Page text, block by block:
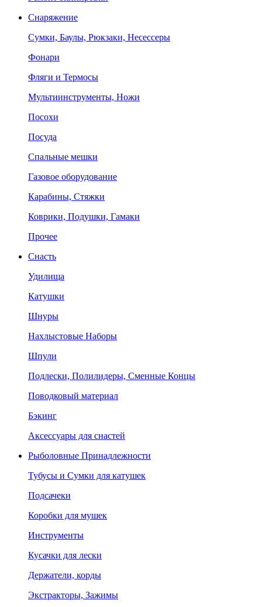
Снаряжение
Сумки, Баулы, Рюкзаки, Несессеры
Фонари
Фляги и Термосы
Мультиинструменты, Ножи
Посохи
Посуда
Спальные мешки
Газовое оборудование
Карабины, Стяжки
Коврики, Подушки, Гамаки
Прочее
Снасть
Удилища
Катушки
Шнуры
Нахлыстовые Наборы
Шпули
Подлески, Полилидеры, Сменные Концы
Поводковый материал
Бэкинг
Аксессуары для снастей
Рыболовные Принадлежности
Тубусы и Сумки для катушек
Подсачеки
Коробки для мушек
Инструменты
Кусачки для лески
Держатели, корды
Экстракторы, Зажимы